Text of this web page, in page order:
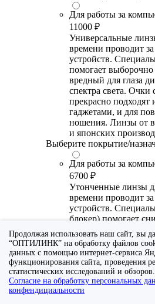
Для работы за
11000 ₽
Универсальные
времени проводит
устройств.
помогает выборочно
вредный для глаза
спектра света. Очки
прекрасно подходят
гаджетами, и для
ношения. Линзы от
и японских
Выберите покрытие/
Для работы за
6700 ₽
Утонченные линзы
времени проводит
устройств.
блокер) помогает
синего света от
Рекомендуются для
время работы с
постоянного
производства
Для работы за
Продолжая использовать наш сайт, вы
“ОПТИЛИНК” на обработку файлов
данных с помощью интернет-сервиса
функционирования сайта, проведения
статистических исследований и обзоров.
Согласие на обработку персональных
конфендициальности